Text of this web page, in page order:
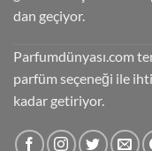
dan geçiyor.
Parfumdünyası.com
parfüm seçeneği ile
kadar getiriyor.